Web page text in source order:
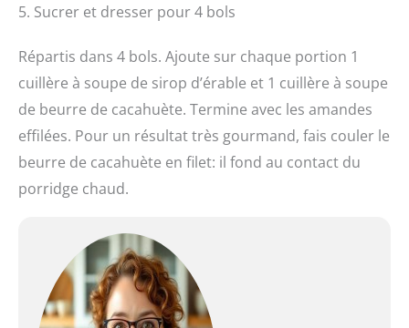
5. Sucrer et dresser pour 4 bols
Répartis dans 4 bols. Ajoute sur chaque portion 1
cuillère à soupe de sirop d’érable et 1 cuillère à soupe
de beurre de cacahuète. Termine avec les amandes
effilées. Pour un résultat très gourmand, fais couler le
beurre de cacahuète en filet: il fond au contact du
porridge chaud.